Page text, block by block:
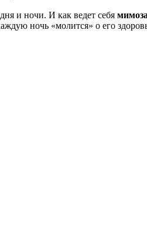
и ночи. И как ведет себя
ночь «молится» о его